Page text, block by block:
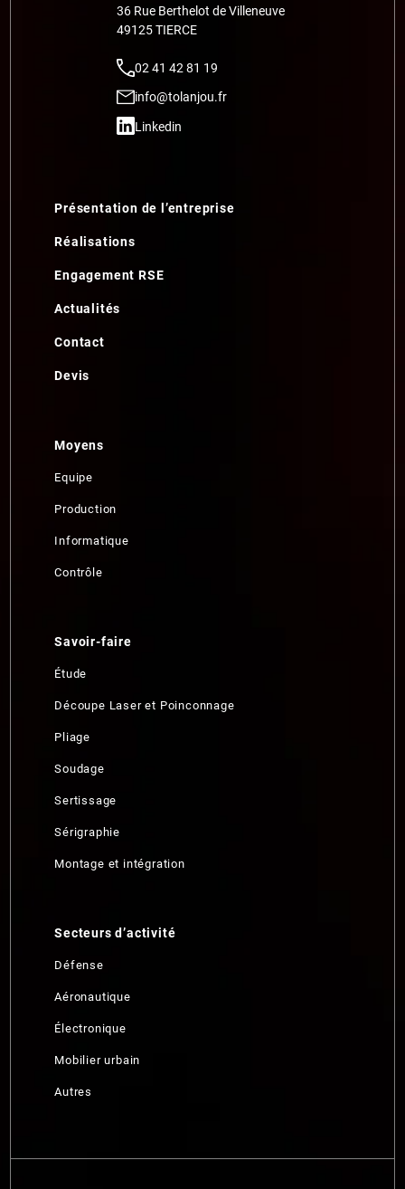
36 Rue Berthelot de Villeneuve
49125 TIERCE
02 41 42 81 19
info@tolanjou.fr
Linkedin
Présentation de l’entreprise
Réalisations
Engagement RSE
Actualités
Contact
Devis
Moyens
Equipe
Production
Informatique
Contrôle
Savoir-faire
Étude
Découpe Laser et Poinconnage
Pliage
Soudage
Sertissage
Sérigraphie
Montage et intégration
Secteurs d’activité
Défense
Aéronautique
Électronique
Mobilier urbain
Autres